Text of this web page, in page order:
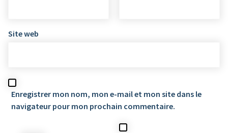
Site web
Enregistrer mon nom, mon e-mail et mon site dans le
navigateur pour mon prochain commentaire.